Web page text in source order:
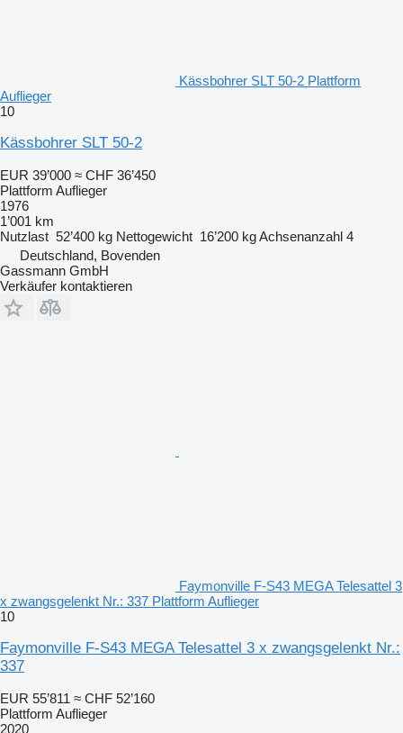
Kässbohrer SLT 50-2 Plattform
Auflieger
10
Kässbohrer SLT 50-2
EUR 39’000 ≈ CHF 36’450
Plattform Auflieger
1976
1’001 km
Nutzlast 52’400 kg Nettogewicht 16’200 kgAchsenanzahl 4
Deutschland, Bovenden
Gassmann GmbH
Verkäufer kontaktieren
Faymonville F-S43 MEGA Telesattel 3
x zwangsgelenkt Nr.: 337 Plattform Auflieger
10
Faymonville F-S43 MEGA Telesattel 3 x zwangsgelenkt Nr.:
337
EUR 55’811 ≈ CHF 52’160
Plattform Auflieger
2020